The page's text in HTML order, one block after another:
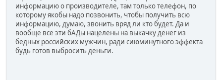
информацию о производителе, там только телефон, по
которому якобы надо позвонить, чтобы получить всю
информацию, думаю, звонить вряд ли кто будет. Да и
вообще все эти бАДы нацелены на выкачку денег из
бедных российских мужчин, ради сиюминутного эффекта
будь готов выбросить деньги.